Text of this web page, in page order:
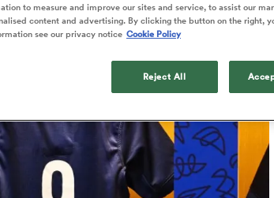
Updated: 9 February 2025 09:55 PST
to measure and improve our sites and service, to assist our
content and advertising. By clicking the button on the right,
see our privacy notice Cookie Policy
Reject All